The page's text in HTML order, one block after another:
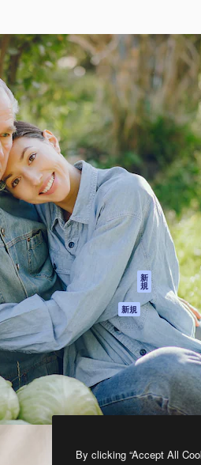
めのプラ
、代理
利用して
製品
Spaces
AI アシスタント
AI 画像生成ツール
AI 動画生成ツール
AI 音声合成ツール
ストックコンテン
ツ
Claude/ChatGPT
向けMCP
新
規
エージェント 新規
API
モバイルアプリ
すべてのMagnificツ
ール
は
ドキ
サポ
利
プラ
シー
オリ
ク
トラ
ア
法人
S.L.U.
By clicking “Accept All